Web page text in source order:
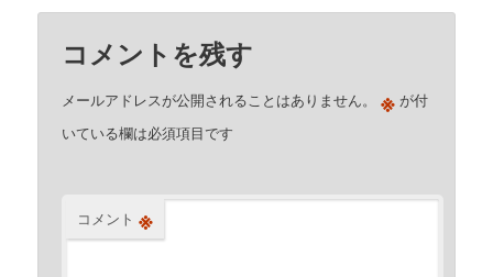
コメントを残す
メールアドレスが公開されることはありません。 ※ が付
いている欄は必須項目です
コメント ※